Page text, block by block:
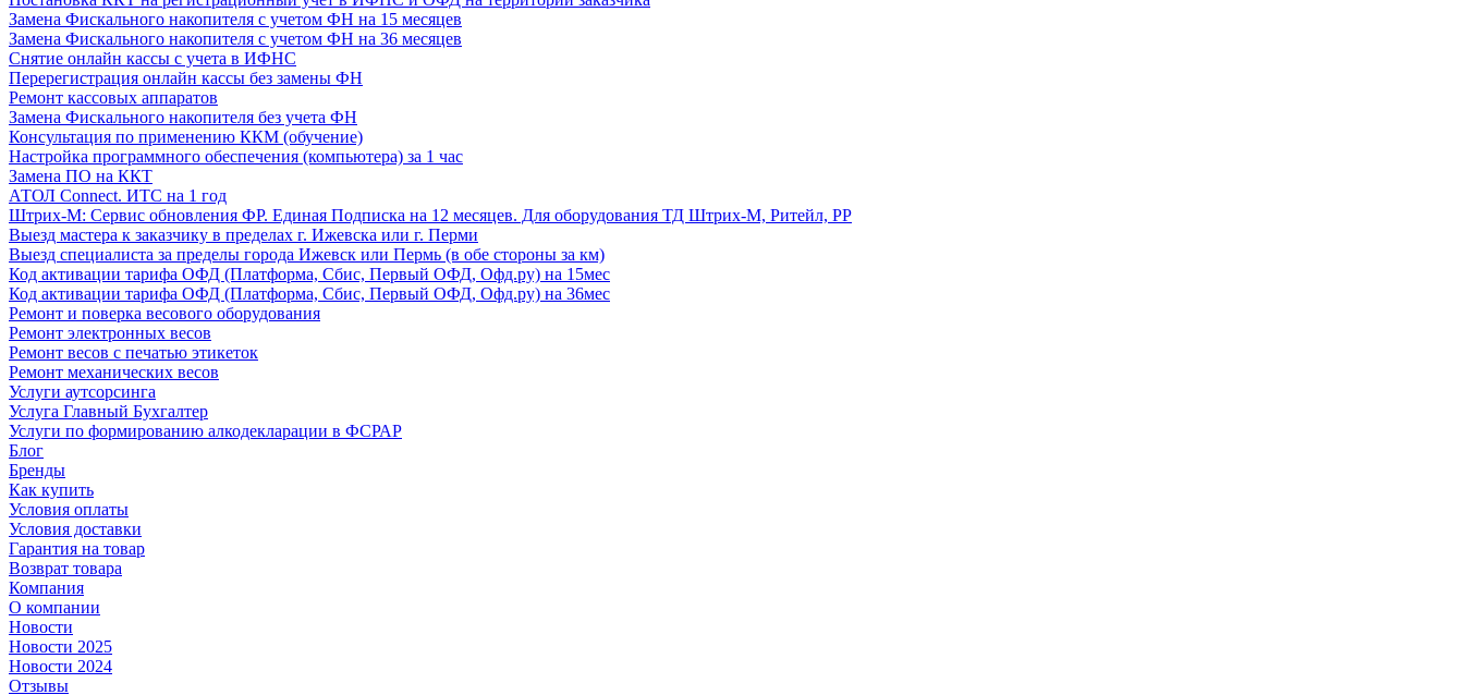
Замена Фискального накопителя с учетом ФН на 15 месяцев
Замена Фискального накопителя с учетом ФН на 36 месяцев
Снятие онлайн кассы с учета в ИФНС
Перерегистрация онлайн кассы без замены ФН
Ремонт кассовых аппаратов
Замена Фискального накопителя без учета ФН
Консультация по применению ККМ (обучение)
Настройка программного обеспечения (компьютера) за 1 час
Замена ПО на ККТ
АТОЛ Connect. ИТС на 1 год
Штрих-М: Сервис обновления ФР. Единая Подписка на 12 месяцев. Для оборудования ТД Штрих-М, Ритейл, РР
Выезд мастера к заказчику в пределах г. Ижевска или г. Перми
Выезд специалиста за пределы города Ижевск или Пермь (в обе стороны за км)
Код активации тарифа ОФД (Платформа, Сбис, Первый ОФД, Офд.ру) на 15мес
Код активации тарифа ОФД (Платформа, Сбис, Первый ОФД, Офд.ру) на 36мес
Ремонт и поверка весового оборудования
Ремонт электронных весов
Ремонт весов с печатью этикеток
Ремонт механических весов
Услуги аутсорсинга
Услуга Главный Бухгалтер
Услуги по формированию алкодекларации в ФСРАР
Блог
Бренды
Как купить
Условия оплаты
Условия доставки
Гарантия на товар
Возврат товара
Компания
О компании
Новости
Новости 2025
Новости 2024
Отзывы